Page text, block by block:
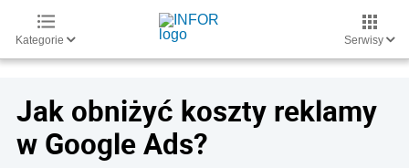
Kategorie Serwisy
Jak obniżyć koszty reklamy
w Google Ads?